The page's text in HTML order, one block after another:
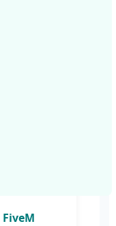
FiveM